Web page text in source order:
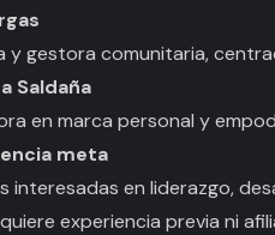
y gestora comunitaria,
Saldaña
en marca personal y
meta
interesadas en liderazgo,
experiencia previa ni